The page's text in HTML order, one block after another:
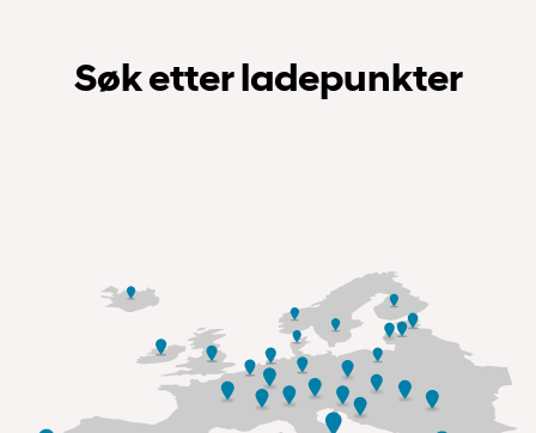
Søk etter ladepunkter